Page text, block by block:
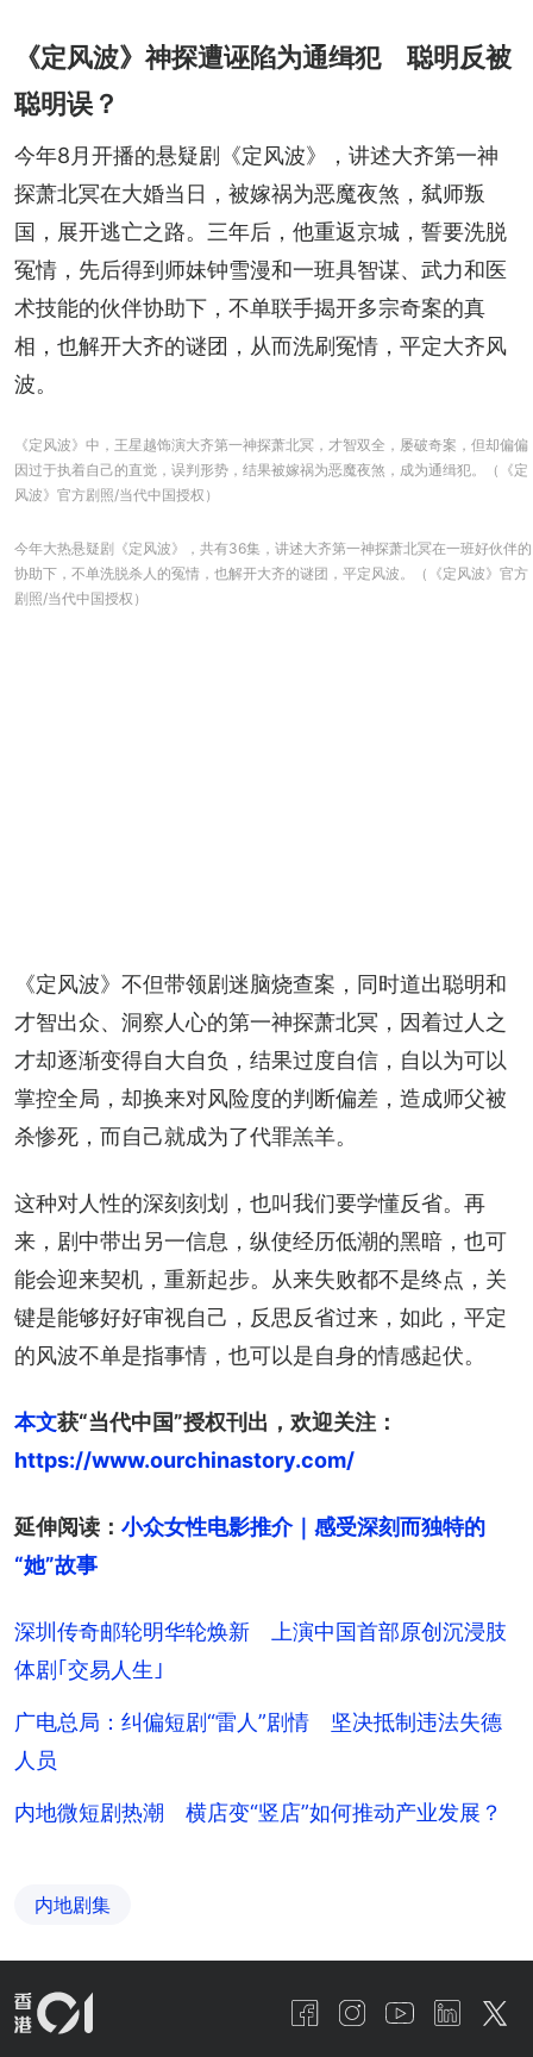
《定风波》神探遭诬陷为通缉犯 聪明反被
聪明误？
今年8月开播的悬疑剧《定风波》，讲述大齐第一神
探萧北冥在大婚当日，被嫁祸为恶魔夜煞，弑师叛
国，展开逃亡之路。三年后，他重返京城，誓要洗脱
冤情，先后得到师妹钟雪漫和一班具智谋、武力和医
术技能的伙伴协助下，不单联手揭开多宗奇案的真
相，也解开大齐的谜团，从而洗刷冤情，平定大齐风
波。
《定风波》中，王星越饰演大齐第一神探萧北冥，才智双全，屡破奇案，但却偏偏
因过于执着自己的直觉，误判形势，结果被嫁祸为恶魔夜煞，成为通缉犯。（《定
风波》官方剧照/当代中国授权）
今年大热悬疑剧《定风波》，共有36集，讲述大齐第一神探萧北冥在一班好伙伴的
协助下，不单洗脱杀人的冤情，也解开大齐的谜团，平定风波。（《定风波》官方
剧照/当代中国授权）
《定风波》不但带领剧迷脑烧查案，同时道出聪明和
才智出众、洞察人心的第一神探萧北冥，因着过人之
才却逐渐变得自大自负，结果过度自信，自以为可以
掌控全局，却换来对风险度的判断偏差，造成师父被
杀惨死，而自己就成为了代罪羔羊。
这种对人性的深刻刻划，也叫我们要学懂反省。再
来，剧中带出另一信息，纵使经历低潮的黑暗，也可
能会迎来契机，重新起步。从来失败都不是终点，关
键是能够好好审视自己，反思反省过来，如此，平定
的风波不单是指事情，也可以是自身的情感起伏。
本文获“当代中国”授权刊出，欢迎关注：
https://www.ourchinastory.com/
延伸阅读： 小众女性电影推介｜感受深刻而独特的
“她”故事
深圳传奇邮轮明华轮焕新 上演中国首部原创沉浸肢
体剧｢交易人生｣
广电总局：纠偏短剧“雷人”剧情 坚决抵制违法失德
人员
内地微短剧热潮 横店变“竖店”如何推动产业发展？
内地剧集